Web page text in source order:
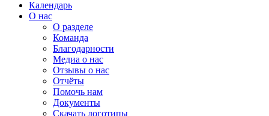
Календарь
О нас
О разделе
Команда
Благодарности
Медиа о нас
Отзывы о нас
Отчёты
Помочь нам
Документы
Скачать логотипы